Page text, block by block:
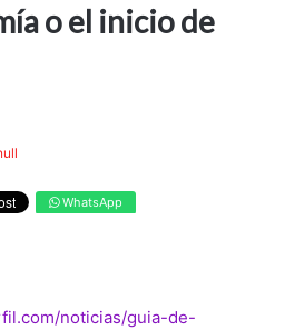
o el inicio de
WhatsApp
noticias/guia-de-